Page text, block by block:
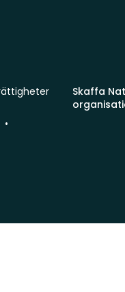
Skaffa